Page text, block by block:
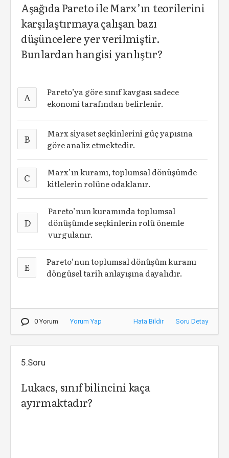
Aşağıda Pareto ile Marx’ın teorilerini
karşılaştırmaya çalışan bazı
düşüncelere yer verilmiştir.
Bunlardan hangisi yanlıştır?
A
Pareto’ya göre sınıf kavgası sadece
ekonomi tarafından belirlenir.
B
Marx siyaset seçkinlerini güç yapısına
göre analiz etmektedir.
C
Marx’ın kuramı, toplumsal dönüşümde
kitlelerin rolüne odaklanır.
D
Pareto’nun kuramında toplumsal
dönüşümde seçkinlerin rolü önemle
vurgulanır.
E
Pareto’nun toplumsal dönüşüm kuramı
döngüsel tarih anlayışına dayalıdır.
0 Yorum Yorum Yap Hata Bildir Soru Detay
5.Soru
Lukacs, sınıf bilincini kaça
ayırmaktadır?